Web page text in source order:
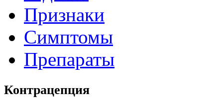
Признаки
Симптомы
Препараты
Контрацепция